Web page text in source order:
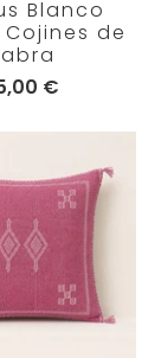
Blanco
de
€